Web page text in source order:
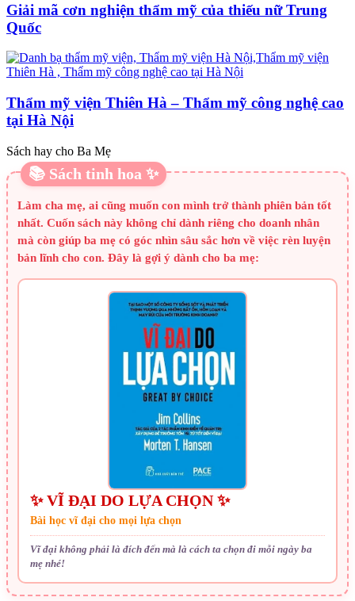
Giải mã cơn nghiện thẩm mỹ của thiếu nữ Trung
Quốc
Thẩm mỹ viện Thiên Hà – Thẩm mỹ công nghệ cao
tại Hà Nội
Sách hay cho Ba Mẹ
📚 Sách tinh hoa ✨
Làm cha mẹ, ai cũng muốn con mình trở thành phiên bản tốt
nhất. Cuốn sách này không chỉ dành riêng cho doanh nhân
mà còn giúp ba mẹ có góc nhìn sâu sắc hơn về việc rèn luyện
bản lĩnh cho con. Đây là gợi ý dành cho ba mẹ:
✨ VĨ ĐẠI DO LỰA CHỌN ✨
Bài học vĩ đại cho mọi lựa chọn
Vĩ đại không phải là đích đến mà là cách ta chọn đi mỗi ngày ba
mẹ nhé!